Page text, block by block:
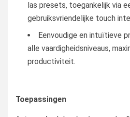
las presets, toegankelijk via
gebruiksvriendelijke touch
Eenvoudige en intuïtieve
alle vaardigheidsniveaus,
productiviteit.
Toepassingen